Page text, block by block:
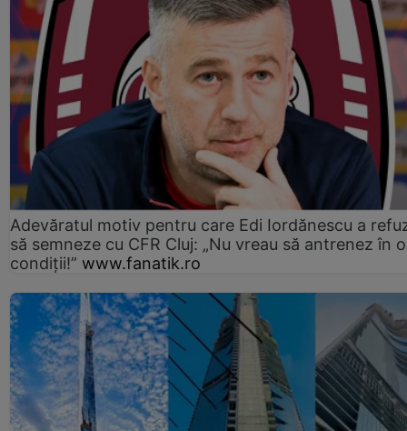
Adevăratul motiv pentru care Edi Iordănescu a
să semneze cu CFR Cluj: „Nu vreau să antrenez în
condiții!” www.fanatik.ro